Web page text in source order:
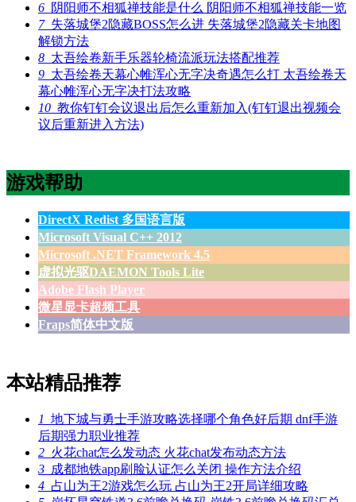
6 阴阳师不相狐禅技能是什么 阴阳师不相狐禅技能一览
7失落城堡2隐藏BOSS怎么进 失落城堡2隐藏关卡地图
解锁方法
8 太吾绘卷新手乐器轮椅流派玩法搭配推荐
9 太吾绘卷天幕心帷浑心无字决奇遇怎么打 太吾绘卷天
幕心帷浑心无字决打法攻略
10 教你钉钉会议退出后怎么重新加入(钉钉退出视频会
议后重新进入方法)
游戏帮助
DirectX Redist 多国语言版
Microsoft Visual C++ 2012
Microsoft .NET Framework 4.5
虚拟光驱DAEMON Tools Lite
Adobe Flash Player
微星显卡超频工具
Fraps简体中文版
本站精品推荐
1 地下城与勇士手游攻略选择哪个角色好后期 dnf手游
后期强力职业推荐
2 火花chat怎么发动态 火花chat发布动态方法
3 成都地铁app刷脸认证怎么关闭 操作方法介绍
4 占山为王2游戏怎么玩 占山为王2开局详细攻略